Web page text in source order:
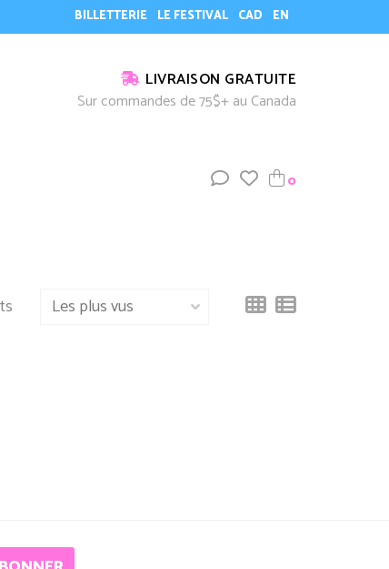
BILLETTERIE LE FESTIVAL CAD EN
LIVRAISON GRATUITE
Sur commandes de 75$+ au Canada
0